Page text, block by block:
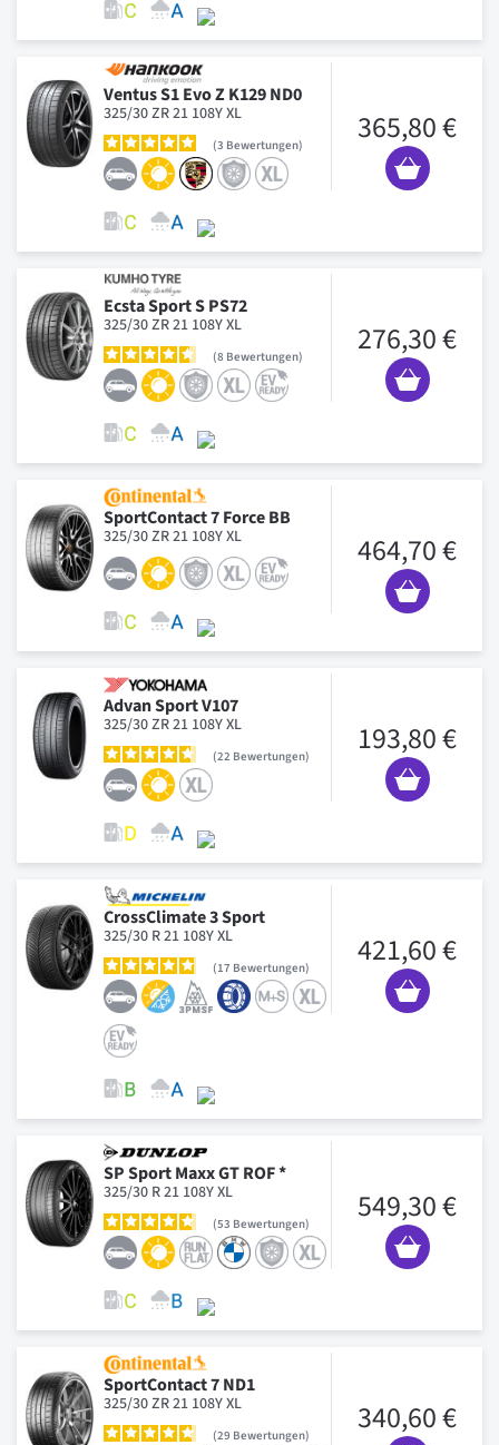
Ventus S1 Evo Z K129 ND0
325/30 ZR 21 108Y XL
3 Bewertungen 365,80 €
Ecsta Sport S PS72
325/30 ZR 21 108Y XL
8 Bewertungen 276,30 €
SportContact 7 Force BB
325/30 ZR 21 108Y XL 464,70 €
Advan Sport V107
325/30 ZR 21 108Y XL
22 Bewertungen 193,80 €
CrossClimate 3 Sport
325/30 R 21 108Y XL
17 Bewertungen 421,60 €
SP Sport Maxx GT ROF *
325/30 R 21 108Y XL
53 Bewertungen 549,30 €
SportContact 7 ND1
325/30 ZR 21 108Y XL
29 Bewertungen 340,60 €